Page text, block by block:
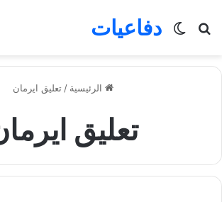
دفاعيات
بحث
الوضع
الرئيسية / تعليق ايرمان
تعليق